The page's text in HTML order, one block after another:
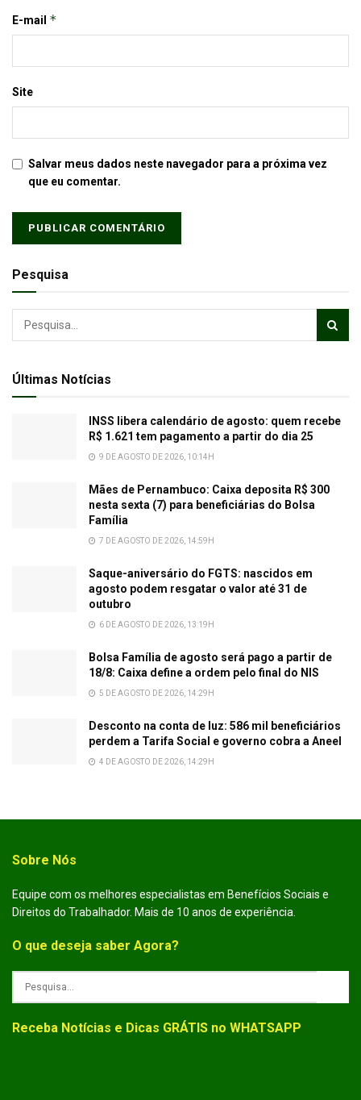
E-mail *
Site
Salvar meus dados neste navegador para a próxima vez
que eu comentar.
Pesquisa
Últimas Notícias
INSS libera calendário de agosto: quem recebe
R$ 1.621 tem pagamento a partir do dia 25
9 DE AGOSTO DE 2026, 10:14H
Mães de Pernambuco: Caixa deposita R$ 300
nesta sexta (7) para beneficiárias do Bolsa
Família
7 DE AGOSTO DE 2026, 14:59H
Saque-aniversário do FGTS: nascidos em
agosto podem resgatar o valor até 31 de
outubro
6 DE AGOSTO DE 2026, 13:19H
Bolsa Família de agosto será pago a partir de
18/8: Caixa define a ordem pelo final do NIS
5 DE AGOSTO DE 2026, 14:29H
Desconto na conta de luz: 586 mil beneficiários
perdem a Tarifa Social e governo cobra a Aneel
4 DE AGOSTO DE 2026, 14:29H
Sobre Nós
Equipe com os melhores especialistas em Benefícios Sociais e
Direitos do Trabalhador. Mais de 10 anos de experiência.
O que deseja saber Agora?
Receba Notícias e Dicas GRÁTIS no WHATSAPP